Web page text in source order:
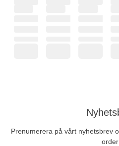
Prenumerera på vårt nyhetsbrev